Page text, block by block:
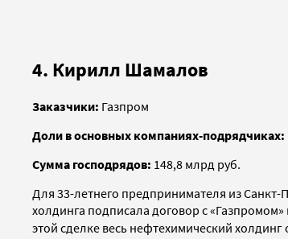
4. Кирилл Шамалов
Заказчики: Газпром
Доли в основных компаниях-подрядчиках:
Сумма господрядов: 148,8 млрд руб.
Для 33-летнего предпринимателя из
холдинга подписала договор с
этой сделке весь нефтехимический